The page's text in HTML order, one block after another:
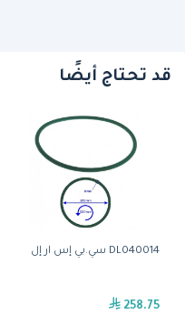
قد تحتاج أيضًا
DL040014 سي.بي إس ار إل
258.75